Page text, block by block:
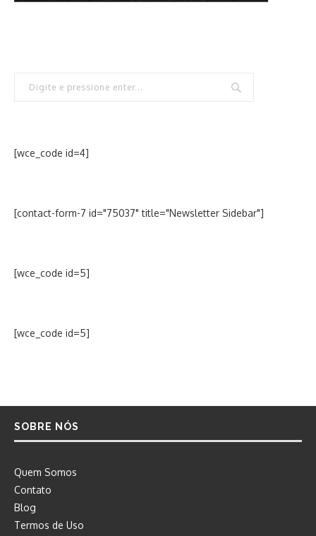
[wce_code id=4]
[contact-form-7 id="75037" title="Newsletter Sidebar"]
[wce_code id=5]
[wce_code id=5]
SOBRE NÓS
Quem Somos
Contato
Blog
Termos de Uso